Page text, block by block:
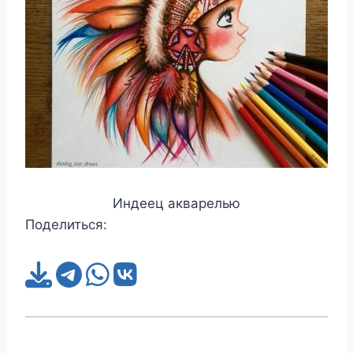
Индеец акварелью
Поделиться: